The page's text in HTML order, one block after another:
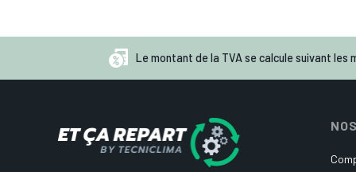
Le montant de la TVA se calcule suivant